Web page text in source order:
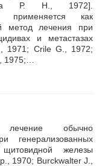
Р. Н., 1972].
применяется как
метод лечения при
и метастазах
1971; Crile G., 1972;
1975;…
лечение обычно
генерализованных
железы
1970; Burckwalter J.,